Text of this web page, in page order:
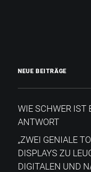
NEUE BEITRÄGE
WIE SCHWER IST
ANTWORT
„ZWEI GENIALE
DISPLAYS ZU
DIGITALEN UND